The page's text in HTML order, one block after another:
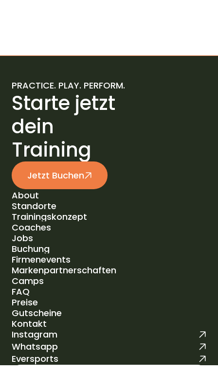
PRACTICE. PLAY. PERFORM.
Starte jetzt
dein
Training
Jetzt Buchen
About
About
Standorte
Standorte
Trainingskonzept
Trainingskonzept
Coaches
Coaches
Jobs
Jobs
Buchung
Buchung
Firmenevents
Firmenevents
Markenpartnerschaften
Markenpartnerschaften
Camps
Camps
FAQ
FAQ
Preise
Preise
Gutscheine
Gutscheine
Kontakt
Kontakt
Instagram
Whatsapp
Eversports